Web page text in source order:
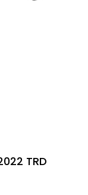
TRD